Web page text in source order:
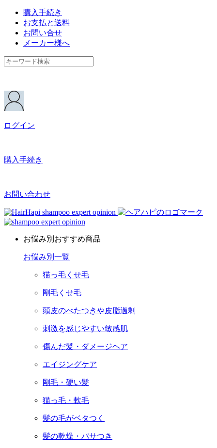
購入手続き
お支払と送料
お問い合せ
メーカー様へ
ログイン
購入手続き
お問い合わせ
お悩み別おすすめ商品
お悩み別一覧
猫っ毛くせ毛
剛毛くせ毛
頭皮のべたつきや皮脂過剰
刺激を感じやすい敏感肌
傷んだ髪・ダメージヘア
エイジングケア
剛毛・硬い髪
猫っ毛・軟毛
髪の毛がベタつく
髪の乾燥・パサつき